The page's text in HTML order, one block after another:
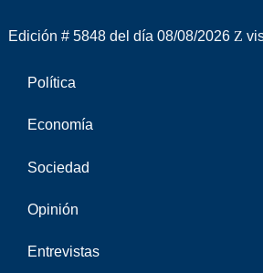
Edición # 5848 del día 08/08/2026
Política
Economía
Sociedad
Opinión
Entrevistas